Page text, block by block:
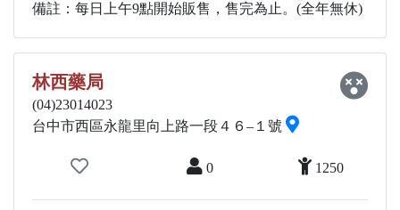
備註：每日上午9點開始販售，售完為止。(全年無休)
林西藥局
(04)23014023
台中市西區永龍里向上路一段４６–１號
0 1250